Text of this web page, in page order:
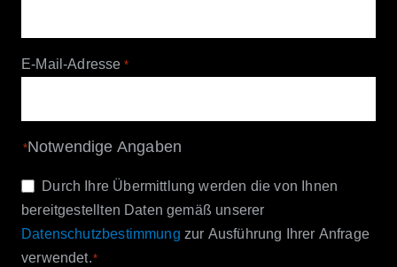
E-Mail-Adresse *
*Notwendige Angaben
Einwilligung
*
Durch Ihre Übermittlung werden die von Ihnen
bereitgestellten Daten gemäß unserer
Datenschutzbestimmung zur Ausführung Ihrer Anfrage
verwendet.*